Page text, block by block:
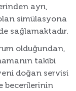
ayrı,
simülasyona
sağlamaktadır.
olduğundan,
takibi
doğan servisi
becerilerinin